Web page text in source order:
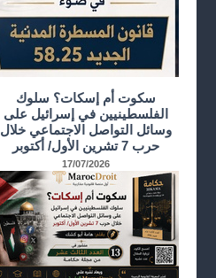
سكوت أم إسكات؟ سلوك
الفلسطينيين في إسرائيل على
وسائل التواصل الاجتماعي خلال
حرب 7 تشرين الأول/ أكتوبر
17/07/2026